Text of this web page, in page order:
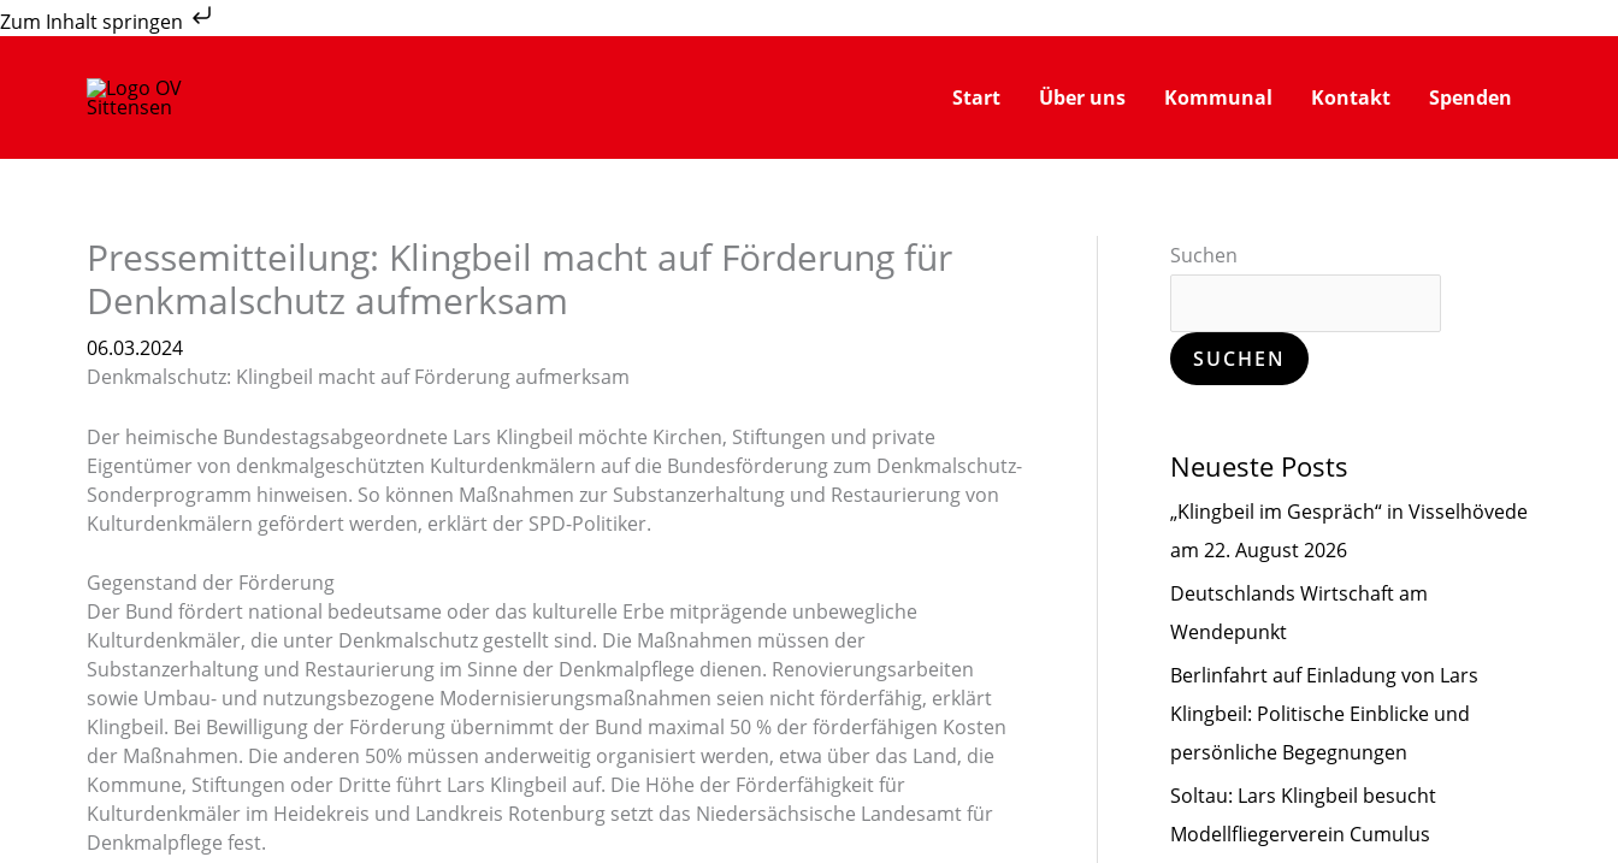
Zum Inhalt springen
Zum
Inhalt
Start
Über uns Kommunal Kontakt Spenden
Pressemitteilung: Klingbeil macht auf Förderung für
Denkmalschutz aufmerksam
06.03.2024
Denkmalschutz: Klingbeil macht auf Förderung aufmerksam
Der heimische Bundestagsabgeordnete Lars Klingbeil möchte Kirchen, Stiftungen und private
Eigentümer von denkmalgeschützten Kulturdenkmälern auf die Bundesförderung zum Denkmalschutz-
Sonderprogramm hinweisen. So können Maßnahmen zur Substanzerhaltung und Restaurierung von
Kulturdenkmälern gefördert werden, erklärt der SPD-Politiker.
Gegenstand der Förderung
Der Bund fördert national bedeutsame oder das kulturelle Erbe mitprägende unbewegliche
Kulturdenkmäler, die unter Denkmalschutz gestellt sind. Die Maßnahmen müssen der
Substanzerhaltung und Restaurierung im Sinne der Denkmalpflege dienen. Renovierungsarbeiten
sowie Umbau- und nutzungsbezogene Modernisierungsmaßnahmen seien nicht förderfähig, erklärt
Klingbeil. Bei Bewilligung der Förderung übernimmt der Bund maximal 50 % der förderfähigen Kosten
der Maßnahmen. Die anderen 50% müssen anderweitig organisiert werden, etwa über das Land, die
Kommune, Stiftungen oder Dritte führt Lars Klingbeil auf. Die Höhe der Förderfähigkeit für
Kulturdenkmäler im Heidekreis und Landkreis Rotenburg setzt das Niedersächsische Landesamt für
Denkmalpflege fest.
Suchen
SUCHEN
Neueste Posts
„Klingbeil im Gespräch“ in Visselhövede
am 22. August 2026
Deutschlands Wirtschaft am
Wendepunkt
Berlinfahrt auf Einladung von Lars
Klingbeil: Politische Einblicke und
persönliche Begegnungen
Soltau: Lars Klingbeil besucht
Modellfliegerverein Cumulus